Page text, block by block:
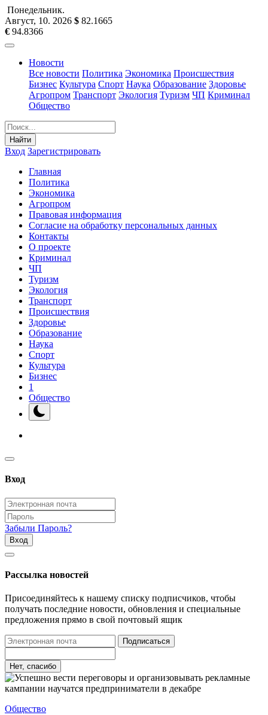
Понедельник.
Август, 10. 2026 $ 82.1665
€ 94.8366
Новости
Все новости Политика Экономика Происшествия
Бизнес Культура Спорт Наука Образование Здоровье
Агропром Транспорт Экология Туризм ЧП Криминал
Общество
Найти
Вход Зарегистрировать
Главная
Политика
Экономика
Агропром
Правовая информация
Согласие на обработку персональных данных
Контакты
О проекте
Криминал
ЧП
Туризм
Экология
Транспорт
Происшествия
Здоровье
Образование
Наука
Спорт
Культура
Бизнес
1
Общество
Вход
Забыли Пароль?
Вход
Рассылка новостей
Присоединяйтесь к нашему списку подписчиков, чтобы
получать последние новости, обновления и специальные
предложения прямо в свой почтовый ящик
Подписаться
Нет, спасибо
Общество